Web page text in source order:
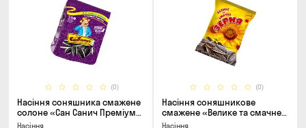
(0)
Насіння соняшника смажене
солоне «Сан Санич Преміум
смугасте», 95г
Насіння
(0)
Насіння соняшникове
смажене «Велике та смачне
ЗЕРНЯ», 90г
Насіння